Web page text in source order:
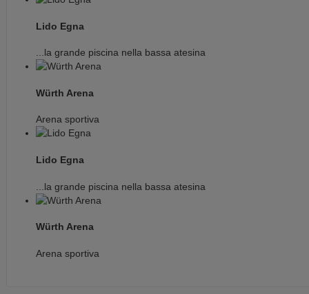
Lido Egna
...la grande piscina nella bassa atesina
Würth Arena
Arena sportiva
Lido Egna
...la grande piscina nella bassa atesina
Würth Arena
Arena sportiva